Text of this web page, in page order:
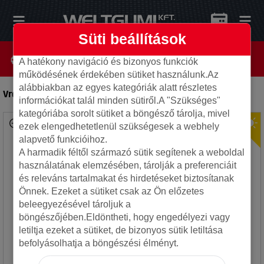
Vredestein 195/60R16 89V Ultrac+-Autó gumi
Süti beállítások
A hatékony navigáció és bizonyos funkciók
működésének érdekében sütiket használunk.Az
alábbiakban az egyes kategóriák alatt részletes
információkat talál minden sütiről.A "Szükséges"
kategóriába sorolt sütiket a böngésző tárolja, mivel
ezek elengedhetetlenül szükségesek a webhely
alapvető funkcióihoz.
A harmadik féltől származó sütik segítenek a weboldal
használatának elemzésében, tárolják a preferenciáit
és releváns tartalmakat és hirdetéseket biztosítanak
Önnek. Ezeket a sütiket csak az Ön előzetes
beleegyezésével tároljuk a
böngészőjében.Eldöntheti, hogy engedélyezi vagy
letiltja ezeket a sütiket, de bizonyos sütik letiltása
befolyásolhatja a böngészési élményt.